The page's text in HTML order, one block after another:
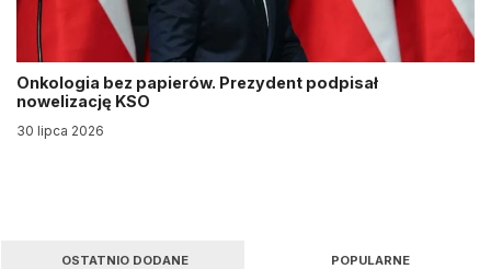
Onkologia bez papierów. Prezydent podpisał
nowelizację KSO
30 lipca 2026
OSTATNIO DODANE POPULARNE